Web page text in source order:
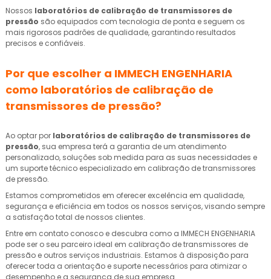
Nossos laboratórios de calibração de transmissores de
pressão são equipados com tecnologia de ponta e seguem os
mais rigorosos padrões de qualidade, garantindo resultados
precisos e confiáveis.
Por que escolher a IMMECH ENGENHARIA
como laboratórios de calibração de
transmissores de pressão?
Ao optar por laboratórios de calibração de transmissores de
pressão, sua empresa terá a garantia de um atendimento
personalizado, soluções sob medida para as suas necessidades e
um suporte técnico especializado em calibração de transmissores
de pressão.
Estamos comprometidos em oferecer excelência em qualidade,
segurança e eficiência em todos os nossos serviços, visando sempre
a satisfação total de nossos clientes.
Entre em contato conosco e descubra como a IMMECH ENGENHARIA
pode ser o seu parceiro ideal em calibração de transmissores de
pressão e outros serviços industriais. Estamos à disposição para
oferecer toda a orientação e suporte necessários para otimizar o
desempenho e a segurança de sua empresa.